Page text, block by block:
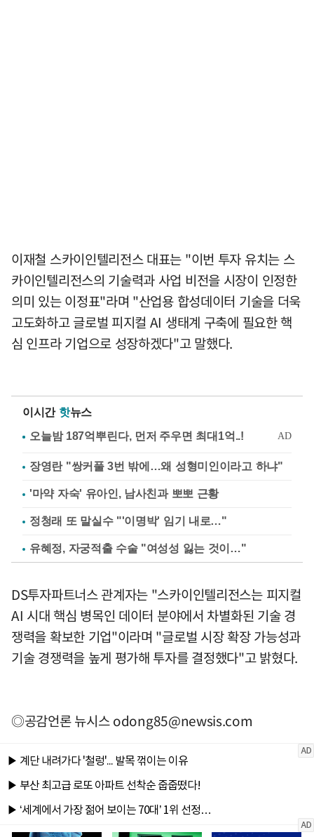
이재철 스카이인텔리전스 대표는 "이번 투자 유치는 스
카이인텔리전스의 기술력과 사업 비전을 시장이 인정한
의미 있는 이정표"라며 "산업용 합성데이터 기술을 더욱
고도화하고 글로벌 피지컬 AI 생태계 구축에 필요한 핵
심 인프라 기업으로 성장하겠다"고 말했다.
이시간 핫뉴스
장영란 "쌍커풀 3번 밖에…왜 성형미인이라고 하냐"
'마약 자숙' 유아인, 남사친과 뽀뽀 근황
정청래 또 말실수 "'이명박' 임기 내로…"
유혜정, 자궁적출 수술 "여성성 잃는 것이…"
DS투자파트너스 관계자는 "스카이인텔리전스는 피지컬
AI 시대 핵심 병목인 데이터 분야에서 차별화된 기술 경
쟁력을 확보한 기업"이라며 "글로벌 시장 확장 가능성과
기술 경쟁력을 높게 평가해 투자를 결정했다"고 밝혔다.
◎공감언론 뉴시스odong85@newsis.com